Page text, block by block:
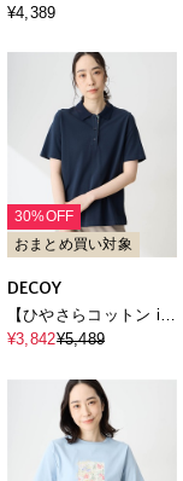
Blooomコラボ】フラワ
【綿100％・接触冷感・
UVカット】
¥4,389
30%OFF
おまとめ買い対象
DECOY
【ひやさらコットン in
Blooomコラボ】鹿の子
接触冷感・UVカット】
¥3,842¥5,489